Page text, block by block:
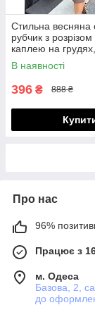
Стильна весняна
рубчик з розрізом
каплею на
великі розміри
В наявності
396 ₴ 888 ₴
Про нас
96%
Працює з
м. Одеса
Базова, 2,
до